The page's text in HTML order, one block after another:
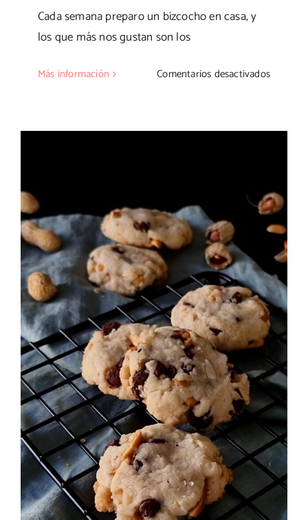
Cada semana preparo un bizcocho en casa, y
los que más nos gustan son los
Más información Comentarios desactivadosen
de
Cookies de cacahuetes al punto de sal